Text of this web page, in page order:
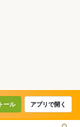
ール アプリで開く